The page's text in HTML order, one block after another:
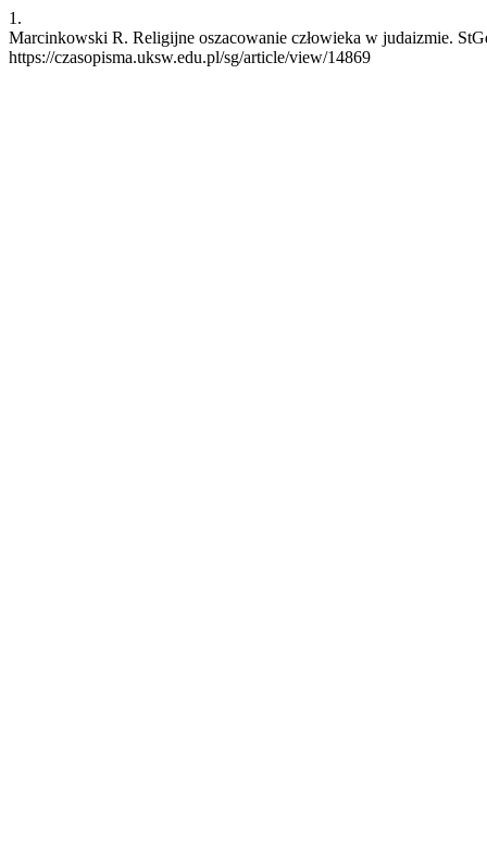
1.
Marcinkowski R. Religijne oszacowanie człowieka w judaizmie.
https://czasopisma.uksw.edu.pl/sg/article/view/14869